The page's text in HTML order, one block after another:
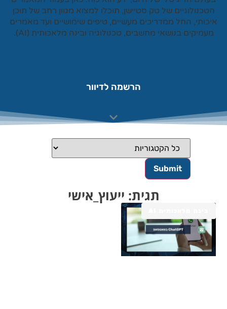
של טק סטיישן, תוכלו למצוא מגוון רחב של תוכן
החל ממדריכים מעשיים, טיפים שימושיים ועד מאמרים
מעמיקים בנושאי מחשבים, טכנולוגיה ובינה מלאכותית (AI).
הרשמה לדיוור
תגית: ייעוץ_אישי